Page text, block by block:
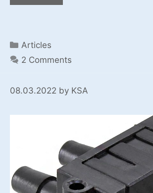
a
“Blue
the
program.
Categories
Articles
2 Comments
08.03.2022 by KSA